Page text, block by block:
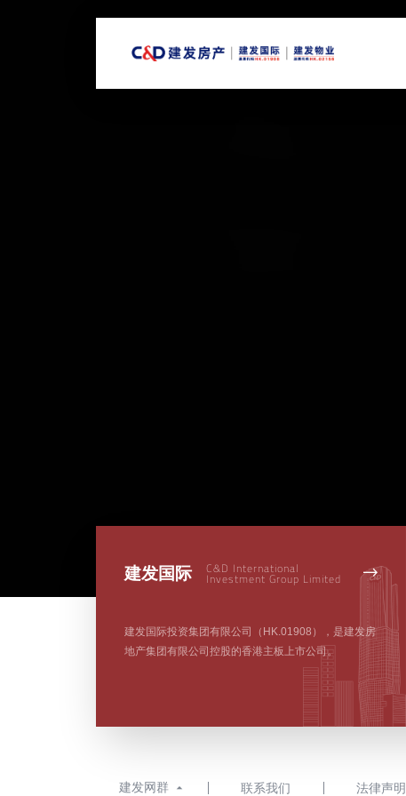
建发国际 C&D International
Investment Group Limited
建发国际投资集团有限公司（HK.01908），是建发房
地产集团有限公司控股的香港主板上市公司。

建发网群  联系我们 法律声明